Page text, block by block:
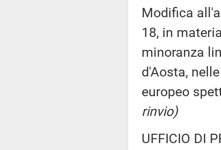
Modifica
18, in
minoranza
d'Aosta,
europeo
rinvio)
UFFICIO DI